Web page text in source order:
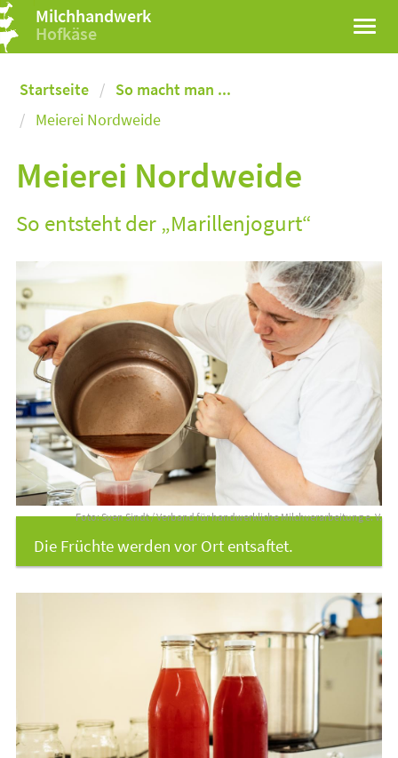
Milchhandwerk
Hofkäse
Startseite
So macht man ...
Meierei Nordweide
Meierei Nordweide
So entsteht der „Marillenjogurt“
Foto: Sven Sindt / Verband für handwerkliche Milchverarbeitung e. V.
Die Früchte werden vor Ort entsaftet.